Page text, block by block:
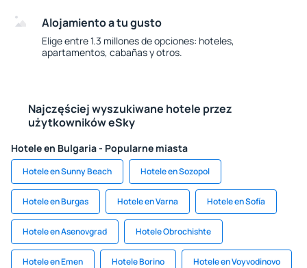
Alojamiento a tu gusto
Elige entre 1.3 millones de opciones: hoteles,
apartamentos, cabañas y otros.
Najczęściej wyszukiwane hotele przez
użytkowników eSky
Hotele en Bulgaria - Popularne miasta
Hotele en Sunny Beach Hotele en Sozopol
Hotele en Burgas Hotele en Varna Hotele en Sofía
Hotele en Asenovgrad Hotele Obrochishte
Hotele en Emen Hotele Borino Hotele en Voyvodinovo